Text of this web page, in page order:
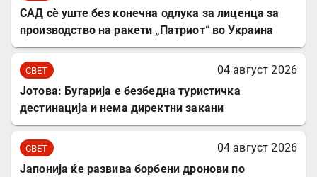
САД сè уште без конечна одлука за лиценца за
производство на ракети „Патриот“ во Украина
СВЕТ
04 август 2026
Јотова: Бугарија е безбедна туристичка
дестинација и нема директни закани
СВЕТ
04 август 2026
Јапонија ќе развива борбени дронови по